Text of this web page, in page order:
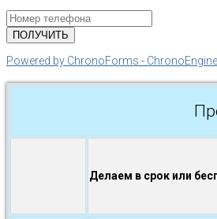
Powered by ChronoForms -
Делаем в срок или